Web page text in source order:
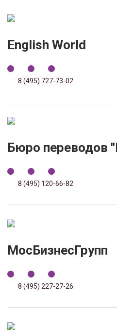
English World
8 (495) 727-73-02
Бюро переводов
8 (495) 120-66-82
МосБизнесГрупп
8 (495) 227-27-26